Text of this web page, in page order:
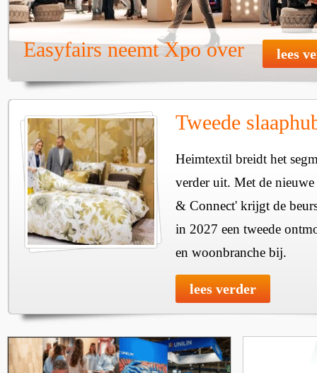
Easyfairs neemt Xpo over lees
Tweede
Heimtextil breidt het
verder uit. Met de
& Connect' krijgt de
in 2027 een tweede
en woonbranche bij.
lees verder